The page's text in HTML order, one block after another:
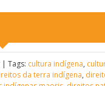
Tags: cultura indígena,
da terra indígena,